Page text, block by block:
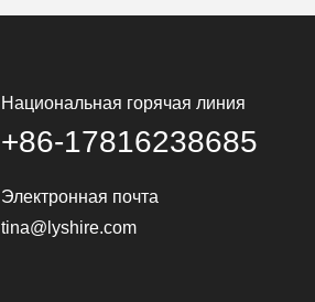
Национальная горячая линия
службы поддержки клиентов
+86-17816238685
Электронная почта
tina@lyshire.com